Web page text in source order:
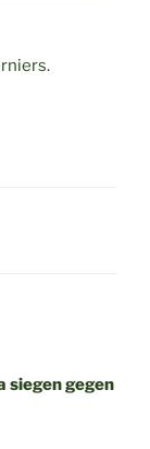
siegen gegen